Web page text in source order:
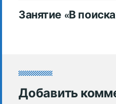
Занятие «В
Добавить